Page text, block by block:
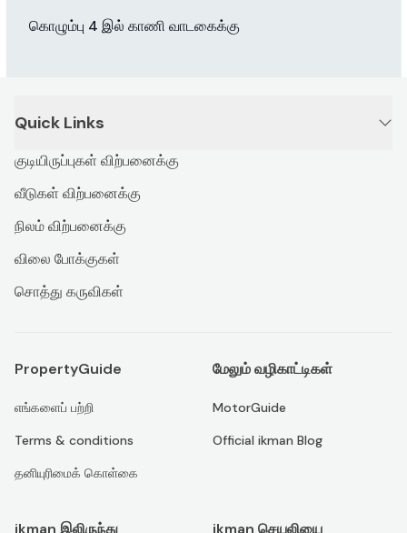
கொழும்பு 4 இல் காணி வாடகைக்கு
Quick Links
குடியிருப்புகள் விற்பனைக்கு
வீடுகள் விற்பனைக்கு
நிலம் விற்பனைக்கு
விலை போக்குகள்
சொத்து கருவிகள்
PropertyGuide
எங்களைப் பற்றி
Terms & conditions
தனியுரிமைக் கொள்கை
மேலும் வழிகாட்டிகள்
MotorGuide
Official ikman Blog
ikman இலிருந்து ikman செயலியை